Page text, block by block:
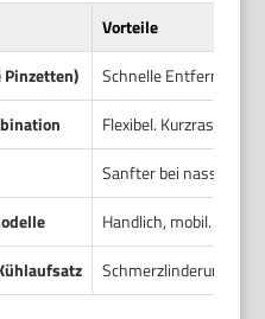
Vorteile
Schnelle Entfernung.
Flexibel. Kurzrasur
Sanfter bei nasser
Handlich, mobil. Gut
Schmerzlinderung.